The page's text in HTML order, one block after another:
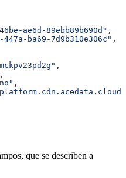
ae6d-89ebb89b690d" ,
447a-ba69-7d9b310e306c" ,
,
,
,
czjl/
que se describen a